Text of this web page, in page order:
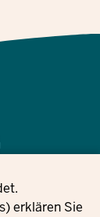
erklären Sie